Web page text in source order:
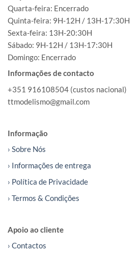
Quarta-feira: Encerrado
Quinta-feira: 9H-12H / 13H-17:30H
Sexta-feira: 13H-20:30H
Sábado: 9H-12H / 13H-17:30H
Domingo: Encerrado
Informações de contacto
+351 916108504 (custos nacional)
ttmodelismo@gmail.com
Informação
› Sobre Nós
› Informações de entrega
› Política de Privacidade
› Termos & Condições
Apoio ao cliente
› Contactos